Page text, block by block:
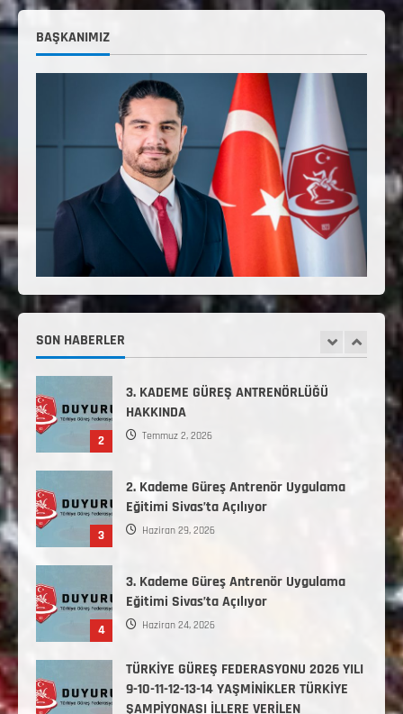
BAŞKANIMIZ
SON HABERLER
2. Kademe Güreş Antrenör Uygulama
Haziran 29, 2026
3. Kademe Güreş Antrenör Uygulama
Eğitimi Sivas’ta Açılıyor
Haziran 24, 2026
TÜRKİYE GÜREŞ FEDERASYONU 2026 YILI
9-10-11-12-13-14 YAŞMİNİKLER TÜRKİYE
ŞAMPİYONASI İLLERE VERİLEN
KONTENJAN VE TEKNİK KONULAR
HAKKINDA
Haziran 12, 2026
1
2. Kademe Antrenörlük Kursu Hakkında
2
3. KADEME GÜREŞ ANTRENÖRLÜĞÜ
HAKKINDA
Temmuz 2, 2026
3
2. Kademe Güreş Antrenör Uygulama
Eğitimi Sivas’ta Açılıyor
Haziran 29, 2026
4
3. Kademe Güreş Antrenör Uygulama
Eğitimi Sivas’ta Açılıyor
Haziran 24, 2026
TÜRKİYE GÜREŞ FEDERASYONU 2026 YILI
9-10-11-12-13-14 YAŞMİNİKLER TÜRKİYE
ŞAMPİYONASI İLLERE VERİLEN